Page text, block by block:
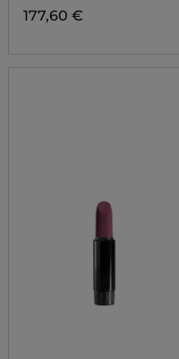
177,60 €